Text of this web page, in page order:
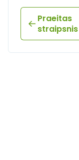
Praeitas
straipsnis